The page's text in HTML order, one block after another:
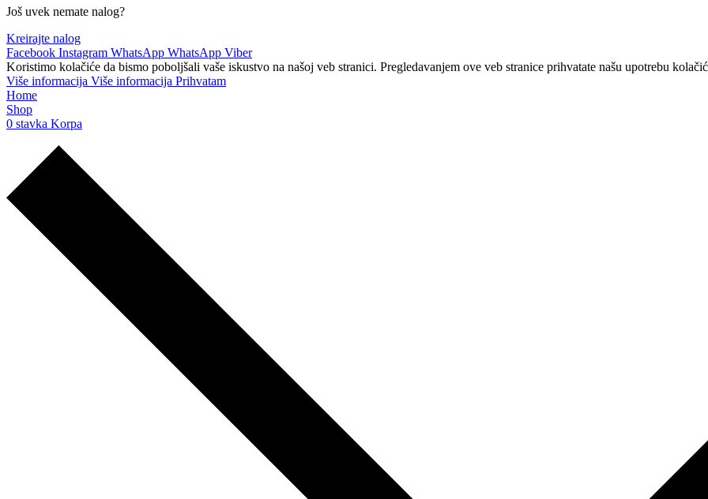
Još uvek nemate nalog?
Kreirajte nalog
Facebook Instagram WhatsApp WhatsApp Viber
Koristimo kolačiće da bismo poboljšali vaše iskustvo na našoj veb stranici. Pregledavanjem ove veb stranice prihvatate našu upotrebu
Više informacija Više informacija Prihvatam
Home
Shop
0 stavka Korpa